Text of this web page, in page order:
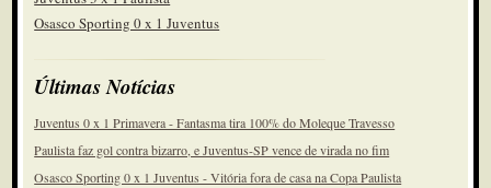
Osasco Sporting 0 x 1 Juventus
Últimas Notícias
Juventus 0 x 1 Primavera - Fantasma tira 100% do Moleque Travesso
Paulista faz gol contra bizarro, e Juventus-SP vence de virada no fim
Osasco Sporting 0 x 1 Juventus - Vitória fora de casa na Copa Paulista